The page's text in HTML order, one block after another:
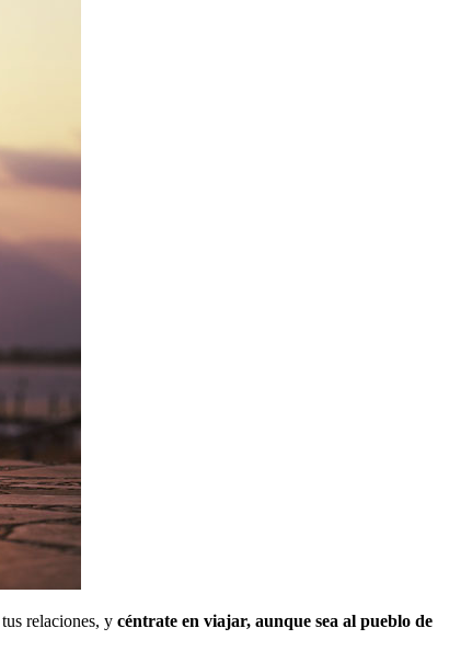
relaciones, y céntrate en viajar, aunque sea al pueblo de